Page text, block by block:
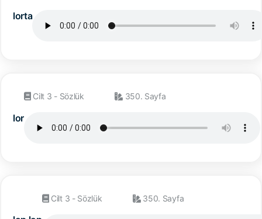
lorta
lor
Cilt 3 - Sözlük 350. Sayfa
Cilt 3 - Sözlük 350. Sayfa